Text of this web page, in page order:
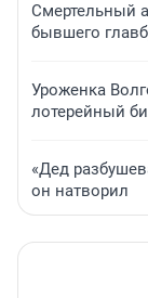
Смертельный
бывшего
Уроженка
лотерейный
«Дед
он натворил